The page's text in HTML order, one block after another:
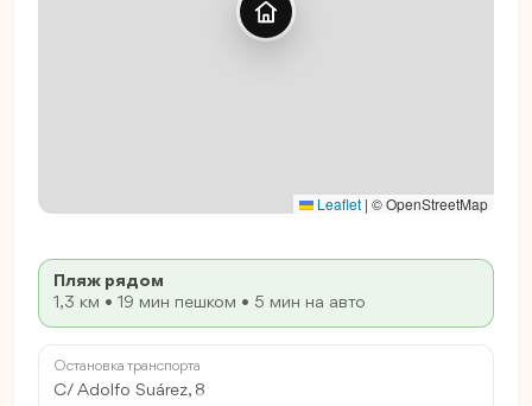
Leaflet | © OpenStreetMap
Пляж рядом
1,3 км • 19 мин пешком • 5 мин на авто
Остановка транспорта
C/ Adolfo Suárez, 8